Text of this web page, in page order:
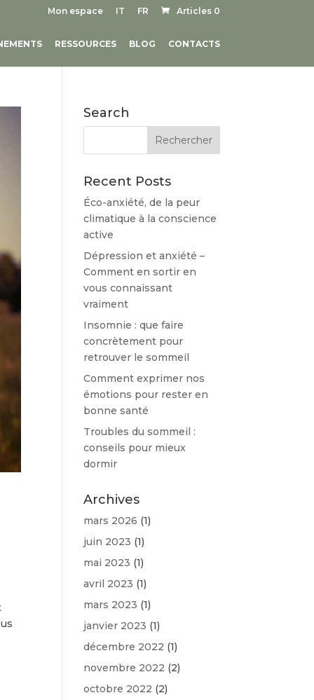
Mon espace IT FR Articles 0
RESSOURCES BLOG CONTACTS
Search
Recent Posts
Éco-anxiété, de la peur
climatique à la conscience
active
Dépression et anxiété –
Comment en sortir en
vous connaissant
vraiment
Insomnie : que faire
concrètement pour
retrouver le sommeil
Comment exprimer nos
émotions pour rester en
bonne santé
Troubles du sommeil :
conseils pour mieux
dormir
Archives
mars 2026 (1)
juin 2023 (1)
mai 2023 (1)
avril 2023 (1)
mars 2023 (1)
janvier 2023 (1)
décembre 2022 (1)
novembre 2022 (2)
octobre 2022 (2)